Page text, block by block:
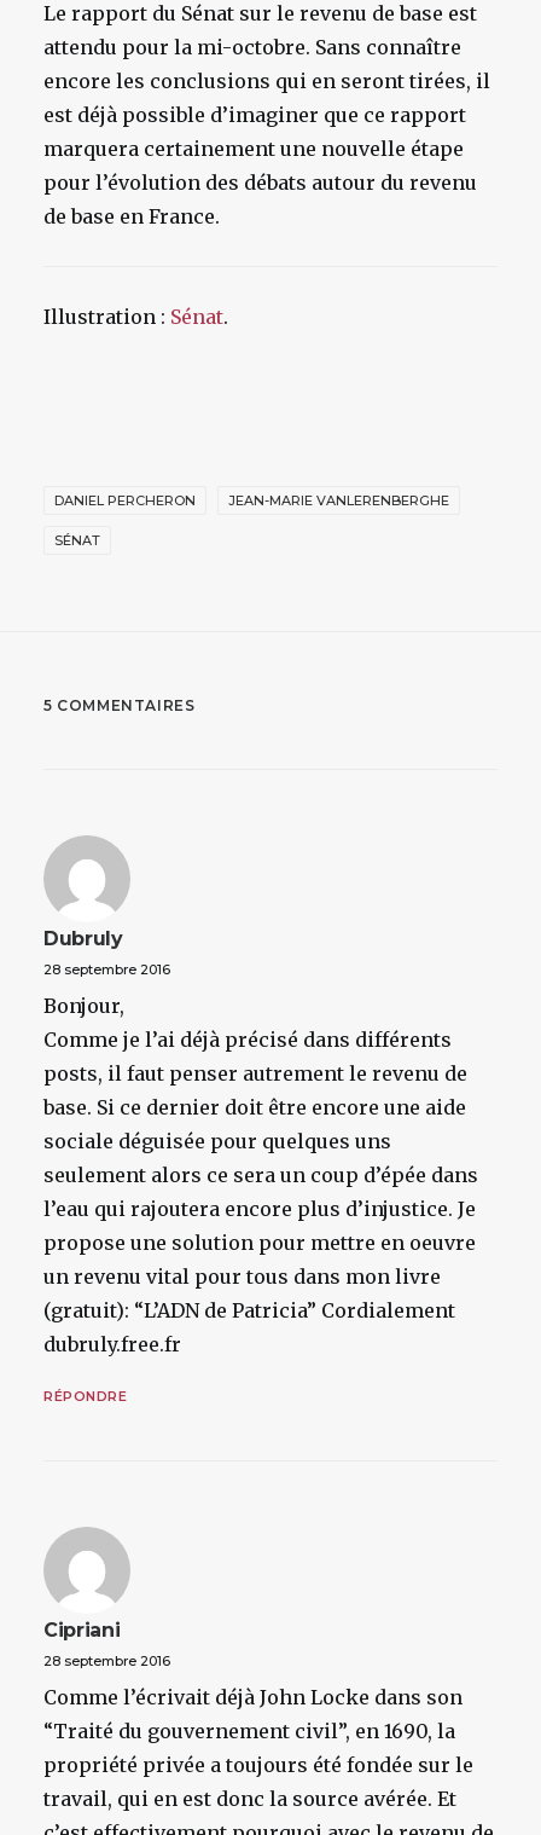
Le rapport du Sénat sur le revenu de base est
attendu pour la mi-octobre. Sans connaître
encore les conclusions qui en seront tirées, il
est déjà possible d’imaginer que ce rapport
marquera certainement une nouvelle étape
pour l’évolution des débats autour du revenu
de base en France.
Illustration : Sénat.
DANIEL PERCHERON JEAN-MARIE VANLERENBERGHE
SÉNAT
5 COMMENTAIRES
Dubruly
28 septembre 2016
Bonjour,
Comme je l’ai déjà précisé dans différents
posts, il faut penser autrement le revenu de
base. Si ce dernier doit être encore une aide
sociale déguisée pour quelques uns
seulement alors ce sera un coup d’épée dans
l’eau qui rajoutera encore plus d’injustice. Je
propose une solution pour mettre en oeuvre
un revenu vital pour tous dans mon livre
(gratuit): “L’ADN de Patricia” Cordialement
dubruly.free.fr
RÉPONDRE
Cipriani
28 septembre 2016
Comme l’écrivait déjà John Locke dans son
“Traité du gouvernement civil”, en 1690, la
propriété privée a toujours été fondée sur le
travail, qui en est donc la source avérée. Et